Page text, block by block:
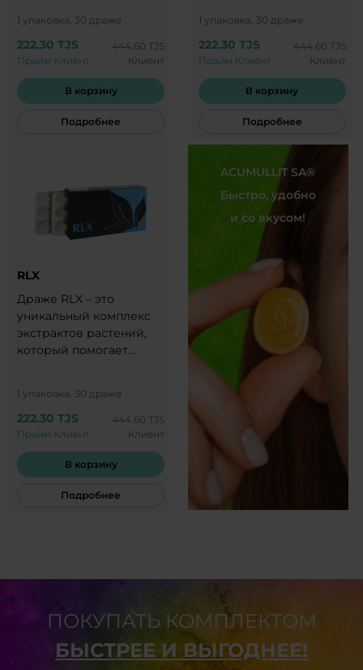
организме, придает
силу и бодрость.
1 упаковка, 30 драже
222.30 TJS
Прайм Клиент
444.60 TJS
Клиент
В корзину
Подробнее
нормализует
энергетический баланс.
1 упаковка, 30 драже
222.30 TJS
Прайм Клиент
444.60 TJS
Клиент
В корзину
Подробнее
RLX
Драже RLX – это
уникальный комплекс
экстрактов растений,
который помогает
защищая организм от
нервного напряжения и
перегрузок.
1 упаковка, 30 драже
222.30 TJS
Прайм Клиент
444.60 TJS
Клиент
В корзину
Подробнее
ACUMULLIT SA®
Быстро, удобно
и со вкусом!
ПОКУПАТЬ КОМПЛЕКТОМ
БЫСТРЕЕ И ВЫГОДНЕЕ!